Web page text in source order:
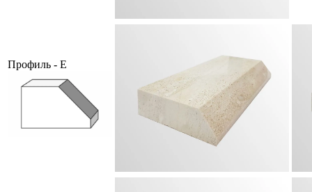
Профиль - E